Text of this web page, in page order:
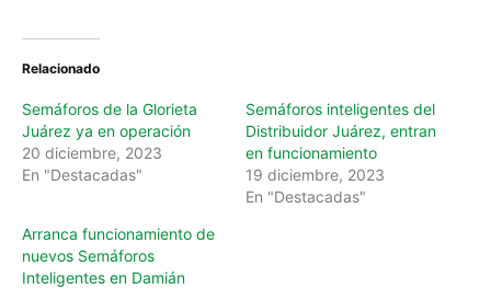
g
Relacionado
Semáforos de la Glorieta
Juárez ya en operación
20 diciembre, 2023
En "Destacadas"
Semáforos inteligentes del
Distribuidor Juárez, entran
en funcionamiento
19 diciembre, 2023
En "Destacadas"
Arranca funcionamiento de
nuevos Semáforos
Inteligentes en Damián